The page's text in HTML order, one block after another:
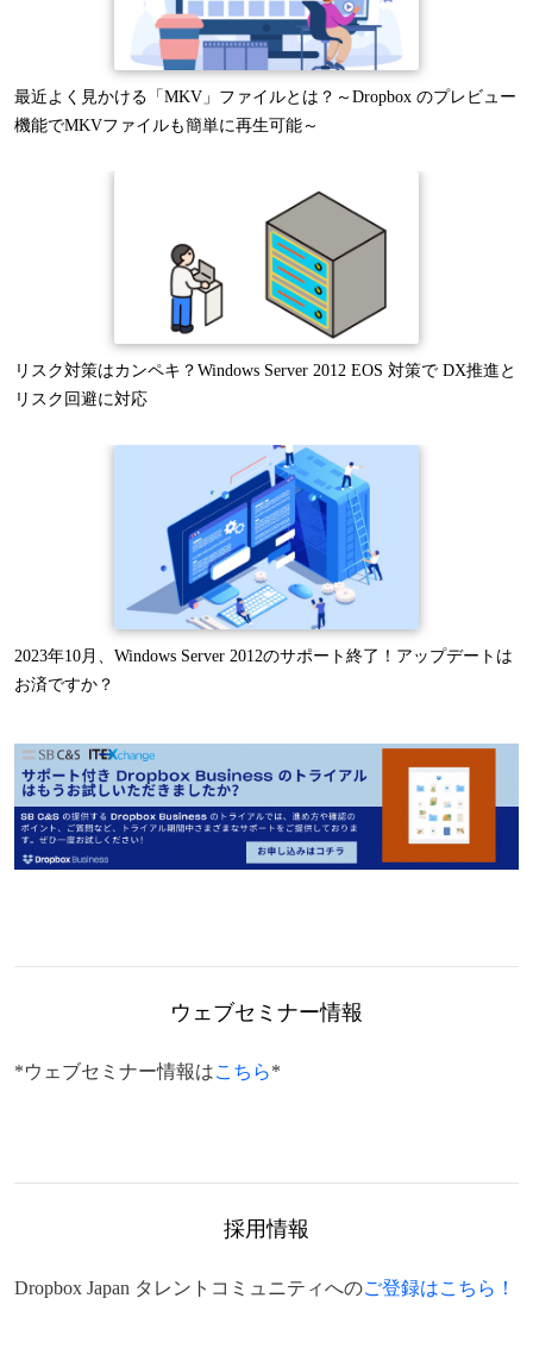
最近よく見かける「MKV」ファイルとは？～Dropbox のプレビュー
機能でMKVファイルも簡単に再生可能～
リスク対策はカンペキ？Windows Server 2012 EOS 対策で DX推進と
リスク回避に対応
2023年10月、Windows Server 2012のサポート終了！アップデートは
お済ですか？
ウェブセミナー情報
*ウェブセミナー情報はこちら*
採用情報
Dropbox Japan タレントコミュニティへのご登録はこちら！